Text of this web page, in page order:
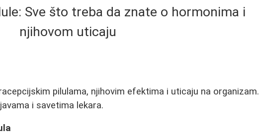
Sve što treba da znate o hormonima i
njihovom uticaju
pilulama, njihovim efektima i uticaju na organizam.
i savetima lekara.